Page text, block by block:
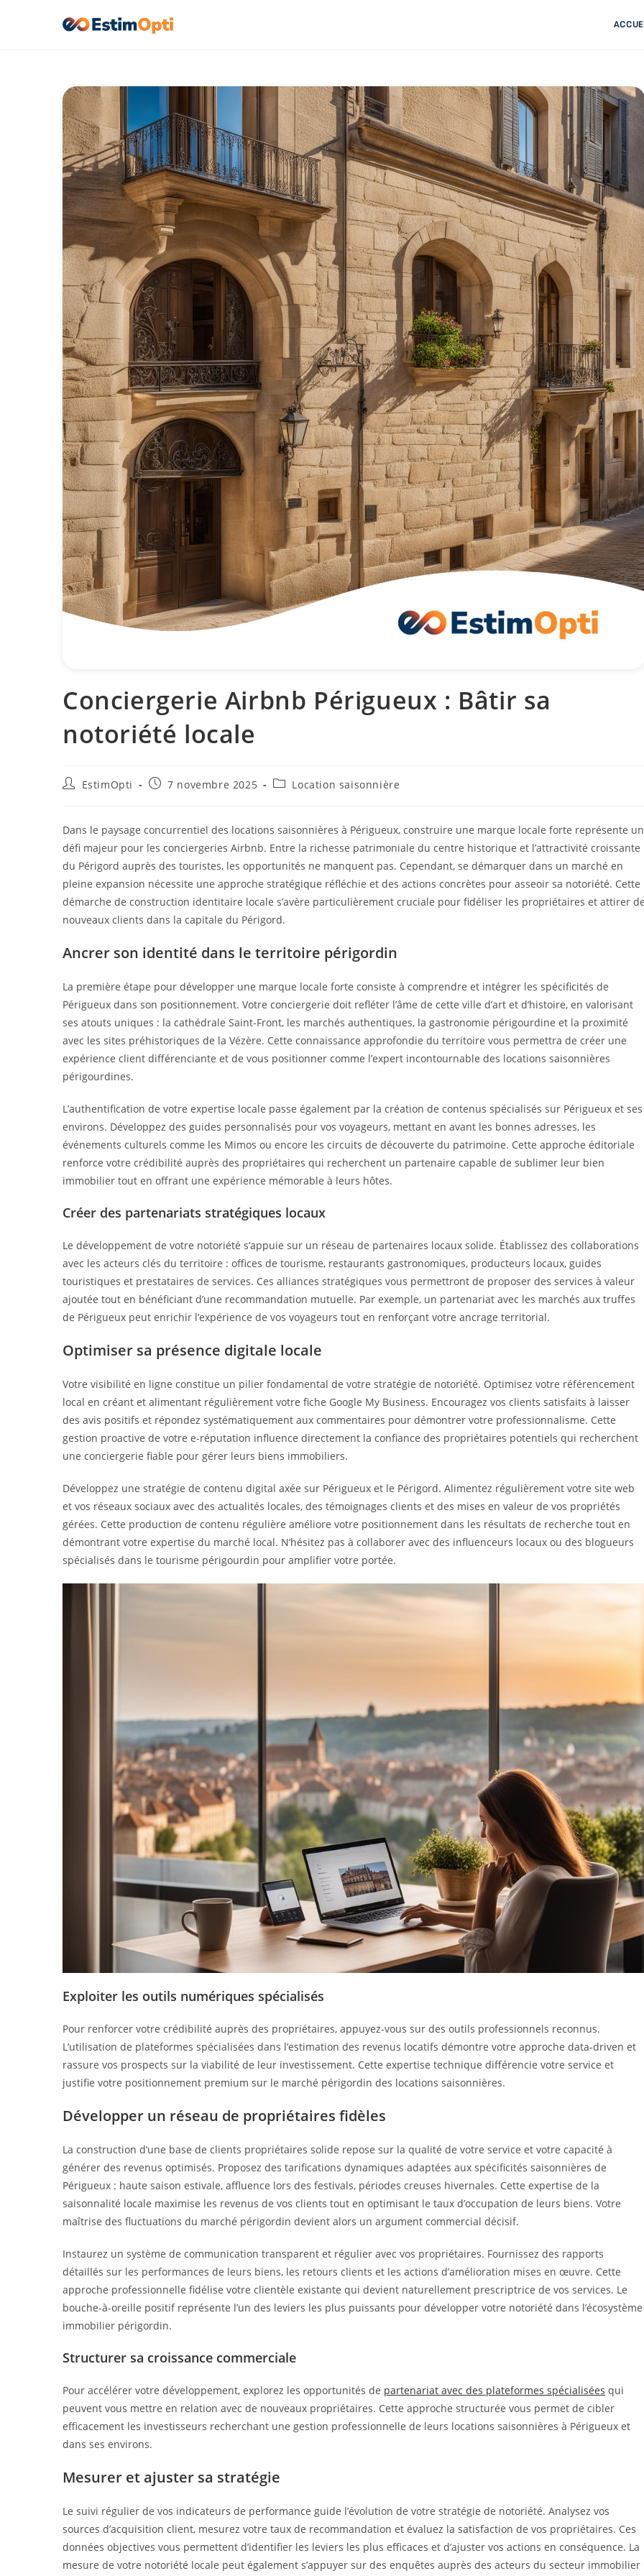
Conciergerie Airbnb Périgueux : Bâtir sa
notoriété locale
EstimOpti 7 novembre 2025 Location saisonnière
Dans le paysage concurrentiel des locations saisonnières à Périgueux, construire une marque locale forte représente un
défi majeur pour les conciergeries Airbnb. Entre la richesse patrimoniale du centre historique et l’attractivité croissante
du Périgord auprès des touristes, les opportunités ne manquent pas. Cependant, se démarquer dans un marché en
pleine expansion nécessite une approche stratégique réfléchie et des actions concrètes pour asseoir sa notoriété. Cette
démarche de construction identitaire locale s’avère particulièrement cruciale pour fidéliser les propriétaires et attirer
nouveaux clients dans la capitale du Périgord.
Ancrer son identité dans le territoire périgordin
La première étape pour développer une marque locale forte consiste à comprendre et intégrer les spécificités de
Périgueux dans son positionnement. Votre conciergerie doit refléter l’âme de cette ville d’art et d’histoire, en valorisant
ses atouts uniques : la cathédrale Saint-Front, les marchés authentiques, la gastronomie périgourdine et la proximité
avec les sites préhistoriques de la Vézère. Cette connaissance approfondie du territoire vous permettra de créer une
expérience client différenciante et de vous positionner comme l’expert incontournable des locations saisonnières
périgourdines.
L’authentification de votre expertise locale passe également par la création de contenus spécialisés sur Périgueux et ses
environs. Développez des guides personnalisés pour vos voyageurs, mettant en avant les bonnes adresses, les
événements culturels comme les Mimos ou encore les circuits de découverte du patrimoine. Cette approche éditoriale
renforce votre crédibilité auprès des propriétaires qui recherchent un partenaire capable de sublimer leur bien
immobilier tout en offrant une expérience mémorable à leurs hôtes.
Créer des partenariats stratégiques locaux
Le développement de votre notoriété s’appuie sur un réseau de partenaires locaux solide. Établissez des collaborations
avec les acteurs clés du territoire : offices de tourisme, restaurants gastronomiques, producteurs locaux, guides
touristiques et prestataires de services. Ces alliances stratégiques vous permettront de proposer des services à valeur
ajoutée tout en bénéficiant d’une recommandation mutuelle. Par exemple, un partenariat avec les marchés aux truffes
de Périgueux peut enrichir l’expérience de vos voyageurs tout en renforçant votre ancrage territorial.
Optimiser sa présence digitale locale
Votre visibilité en ligne constitue un pilier fondamental de votre stratégie de notoriété. Optimisez votre référencement
local en créant et alimentant régulièrement votre fiche Google My Business. Encouragez vos clients satisfaits à laisser
des avis positifs et répondez systématiquement aux commentaires pour démontrer votre professionnalisme. Cette
gestion proactive de votre e-réputation influence directement la confiance des propriétaires potentiels qui recherchent
une conciergerie fiable pour gérer leurs biens immobiliers.
Développez une stratégie de contenu digital axée sur Périgueux et le Périgord. Alimentez régulièrement votre site web
et vos réseaux sociaux avec des actualités locales, des témoignages clients et des mises en valeur de vos propriétés
gérées. Cette production de contenu régulière améliore votre positionnement dans les résultats de recherche tout en
démontrant votre expertise du marché local. N’hésitez pas à collaborer avec des influenceurs locaux ou des blogueurs
spécialisés dans le tourisme périgourdin pour amplifier votre portée.
Exploiter les outils numériques spécialisés
Pour renforcer votre crédibilité auprès des propriétaires, appuyez-vous sur des outils professionnels reconnus.
L’utilisation de plateformes spécialisées dans l’estimation des revenus locatifs démontre votre approche data-driven et
rassure vos prospects sur la viabilité de leur investissement. Cette expertise technique différencie votre service et
justifie votre positionnement premium sur le marché périgordin des locations saisonnières.
Développer un réseau de propriétaires fidèles
La construction d’une base de clients propriétaires solide repose sur la qualité de votre service et votre capacité à
générer des revenus optimisés. Proposez des tarifications dynamiques adaptées aux spécificités saisonnières de
Périgueux : haute saison estivale, affluence lors des festivals, périodes creuses hivernales. Cette expertise de la
saisonnalité locale maximise les revenus de vos clients tout en optimisant le taux d’occupation de leurs biens. Votre
maîtrise des fluctuations du marché périgordin devient alors un argument commercial décisif.
Instaurez un système de communication transparent et régulier avec vos propriétaires. Fournissez des rapports
détaillés sur les performances de leurs biens, les retours clients et les actions d’amélioration mises en œuvre. Cette
approche professionnelle fidélise votre clientèle existante qui devient naturellement prescriptrice de vos services. Le
bouche-à-oreille positif représente l’un des leviers les plus puissants pour développer votre notoriété dans l’écosystème
immobilier périgordin.
Structurer sa croissance commerciale
Pour accélérer votre développement, explorez les opportunités de partenariat avec des plateformes spécialisées qui
peuvent vous mettre en relation avec de nouveaux propriétaires. Cette approche structurée vous permet de cibler
efficacement les investisseurs recherchant une gestion professionnelle de leurs locations saisonnières à Périgueux et
dans ses environs.
Mesurer et ajuster sa stratégie
Le suivi régulier de vos indicateurs de performance guide l’évolution de votre stratégie de notoriété. Analysez vos
sources d’acquisition client, mesurez votre taux de recommandation et évaluez la satisfaction de vos propriétaires. Ces
données objectives vous permettent d’identifier les leviers les plus efficaces et d’ajuster vos actions en conséquence. La
mesure de votre notoriété locale peut également s’appuyer sur des enquêtes auprès des acteurs du secteur immobilier